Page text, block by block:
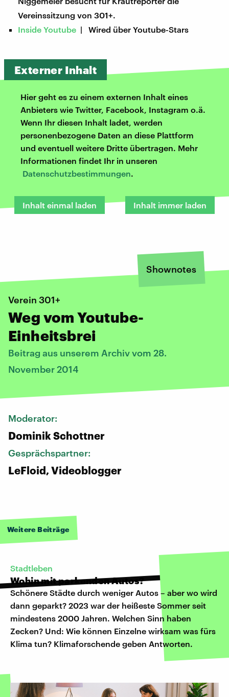
Vereinssitzung von 301+.
Inside Youtube | Wired über Youtube-Stars
Externer Inhalt
Hier geht es zu einem externen Inhalt eines
Anbieters wie Twitter, Facebook, Instagram o.ä.
Wenn Ihr diesen Inhalt ladet, werden
personenbezogene Daten an diese Plattform
und eventuell weitere Dritte übertragen. Mehr
Informationen findet Ihr in unseren
Datenschutzbestimmungen.
Inhalt einmal laden Inhalt immer laden
Shownotes
Verein 301+
Weg vom Youtube-
Einheitsbrei
Beitrag aus unserem Archiv vom 28.
November 2014
Moderator:
Dominik Schottner
Gesprächspartner:
LeFloid, Videoblogger
Weitere Beiträge
Stadtleben
Wohin mit parkenden Autos?
Schönere Städte durch weniger Autos – aber wo wird
dann geparkt? 2023 war der heißeste Sommer seit
mindestens 2000 Jahren. Welchen Sinn haben
Zecken? Und: Wie können Einzelne wirksam was fürs
Klima tun? Klimaforschende geben Antworten.